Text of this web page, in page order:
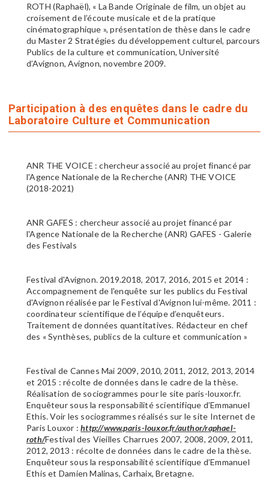
ROTH (Raphaël), « La Bande Originale de film, un objet au
croisement de l’écoute musicale et de la pratique
cinématographique », présentation de thèse dans le cadre
du Master 2 Stratégies du développement culturel, parcours
Publics de la culture et communication, Université
d’Avignon, Avignon, novembre 2009.
Participation à des enquêtes dans le cadre du
Laboratoire Culture et Communication
ANR THE VOICE : chercheur associé au projet financé par
l'Agence Nationale de la Recherche (ANR) THE VOICE
(2018-2021)
ANR GAFES : chercheur associé au projet financé par
l'Agence Nationale de la Recherche (ANR) GAFES - Galerie
des Festivals
Festival d'Avignon. 2019.2018, 2017, 2016, 2015 et 2014 :
Accompagnement de l'enquête sur les publics du Festival
d'Avignon réalisée par le Festival d'Avignon lui-même. 2011 :
coordinateur scientifique de l’équipe d’enquêteurs.
Traitement de données quantitatives. Rédacteur en chef
des « Synthèses, publics de la culture et communication »
Festival de Cannes Mai 2009, 2010, 2011, 2012, 2013, 2014
et 2015 : récolte de données dans le cadre de la thèse.
Réalisation de sociogrammes pour le site paris-louxor.fr.
Enquêteur sous la responsabilité scientifique d’Emmanuel
Ethis. Voir les sociogrammes réalisés sur le site Internet de
Paris Louxor :http://www.paris-louxor.fr/author/raphael-
roth/Festival des Vieilles Charrues 2007, 2008, 2009, 2011,
2012, 2013 : récolte de données dans le cadre de la thèse.
Enquêteur sous la responsabilité scientifique d’Emmanuel
Ethis et Damien Malinas, Carhaix, Bretagne.